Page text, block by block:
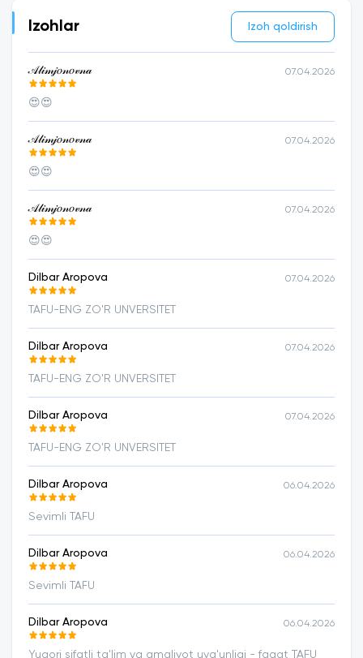
Izohlar Izoh qoldirish
𝒜𝓁𝒾𝓂𝒿𝑜𝓃𝑜𝓋𝓃𝒶 07.04.2026
😍😍
𝒜𝓁𝒾𝓂𝒿𝑜𝓃𝑜𝓋𝓃𝒶 07.04.2026
😍😍
𝒜𝓁𝒾𝓂𝒿𝑜𝓃𝑜𝓋𝓃𝒶 07.04.2026
😍😍
Dilbar Aropova 07.04.2026
TAFU-ENG ZO'R UNVERSITET
Dilbar Aropova 07.04.2026
TAFU-ENG ZO'R UNVERSITET
Dilbar Aropova 07.04.2026
TAFU-ENG ZO'R UNVERSITET
Dilbar Aropova 06.04.2026
Sevimli TAFU
Dilbar Aropova 06.04.2026
Sevimli TAFU
Dilbar Aropova 06.04.2026
Yuqori sifatli ta'lim va amaliyot uyg'unligi - faqat TAFU